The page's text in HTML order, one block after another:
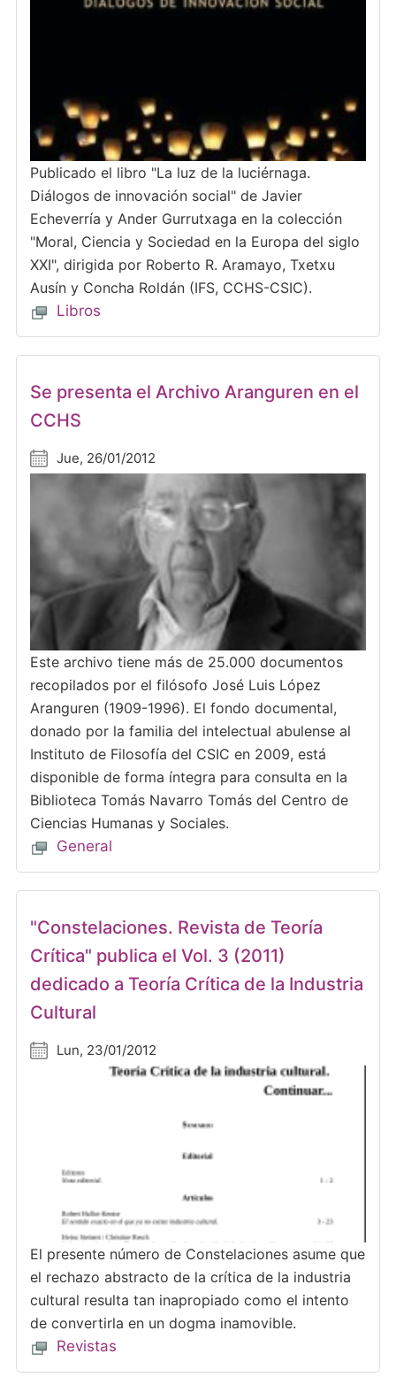
Publicado el libro "La luz de la luciérnaga.
Diálogos de innovación social" de Javier
Echeverría y Ander Gurrutxaga en la colección
"Moral, Ciencia y Sociedad en la Europa del siglo
XXI", dirigida por Roberto R. Aramayo, Txetxu
Ausín y Concha Roldán (IFS, CCHS-CSIC).
Libros
Se presenta el Archivo Aranguren en el
CCHS
Jue, 26/01/2012
Este archivo tiene más de 25.000 documentos
recopilados por el filósofo José Luis López
Aranguren (1909-1996). El fondo documental,
donado por la familia del intelectual abulense al
Instituto de Filosofía del CSIC en 2009, está
disponible de forma íntegra para consulta en la
Biblioteca Tomás Navarro Tomás del Centro de
Ciencias Humanas y Sociales.
General
"Constelaciones. Revista de Teoría
Crítica" publica el Vol. 3 (2011)
dedicado a Teoría Crítica de la Industria
Cultural
Lun, 23/01/2012
El presente número de Constelaciones asume que
el rechazo abstracto de la crítica de la industria
cultural resulta tan inapropiado como el intento
de convertirla en un dogma inamovible.
Revistas